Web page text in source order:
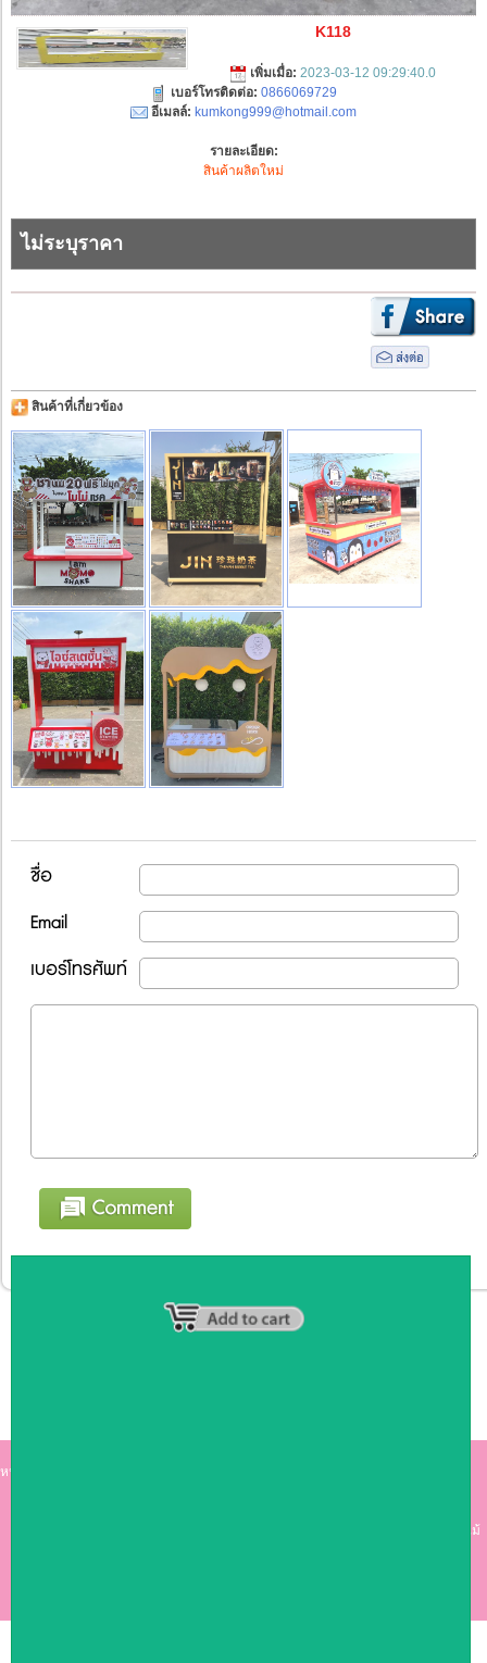
K118
เพิ่มเมื่อ: 2023-03-12 09:29:40.0
เบอร์โทรติดต่อ: 0866069729
อีเมลล์: kumkong999@hotmail.com
รายละเอียด:
สินค้าผลิตใหม่
ไม่ระบุราคา
สินค้าที่เกี่ยวข้อง
ชื่อ
Email
เบอร์โทรศัพท์
หน้าหลัก
คาร์เตอร์ เฟอร์นิเจอร์ ซุ้มไม้